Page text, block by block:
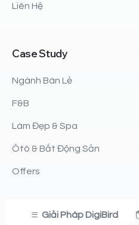
Liên Hệ
CaseStudy
Ngành Bán Lẻ
F&B
Làm Đẹp & Spa
Ôtô & Bất Động Sản
Offers
Giải Pháp DigiBird